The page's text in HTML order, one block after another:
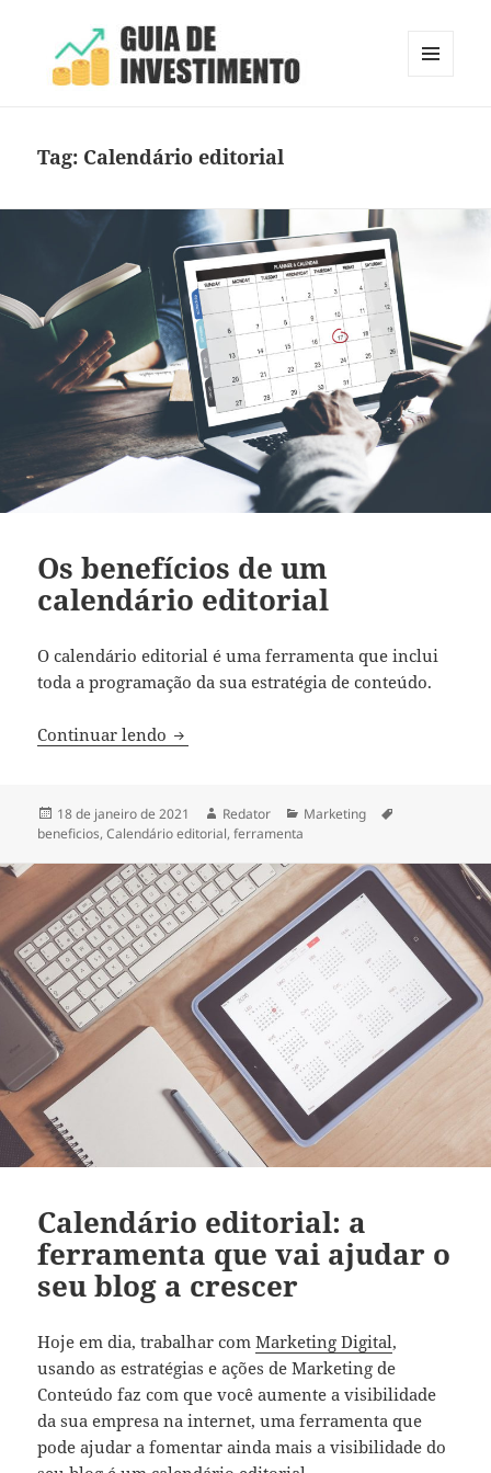
Tag: Calendário editorial
Os benefícios de um
calendário editorial
O calendário editorial é uma ferramenta que inclui
toda a programação da sua estratégia de conteúdo.
Continuar lendo Os benefícios de um calendário editorial
Publicado
em
18 de janeiro de 2021 Autor
Redator Categorias
Marketing
beneficios,Calendário editorial,ferramenta
Calendário editorial: a
ferramenta que vai ajudar o
seu blog a crescer
Hoje em dia, trabalhar comMarketing Digital,
usando as estratégias e ações de Marketing de
Conteúdo faz com que você aumente a visibilidade
da sua empresa na internet, uma ferramenta que
pode ajudar a fomentar ainda mais a visibilidade do